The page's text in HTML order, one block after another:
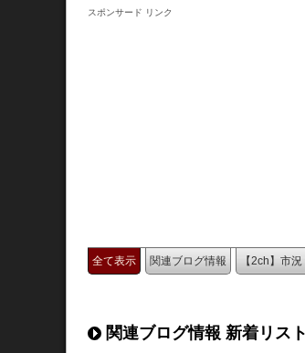
スポンサード リンク
全て表示 関連ブログ情報 【2ch】市
関連ブログ情報 新着リスト